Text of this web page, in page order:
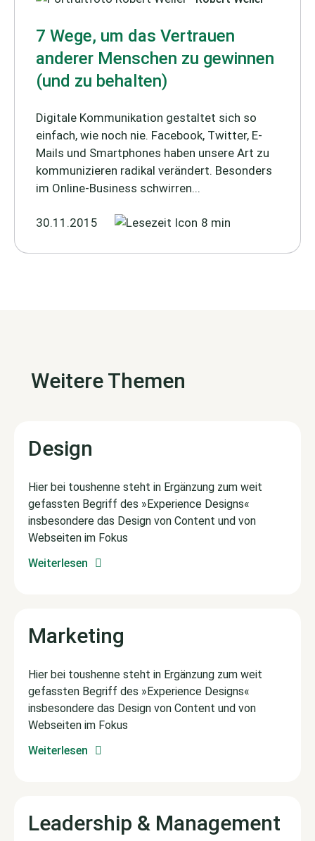
7 Wege, um das Vertrauen
anderer Menschen zu gewinnen
(und zu behalten)
Digitale Kommunikation gestaltet sich so
einfach, wie noch nie. Facebook, Twitter, E-
Mails und Smartphones haben unsere Art zu
kommunizieren radikal verändert. Besonders
im Online-Business schwirren...
30.11.2015 8 min
Weitere Themen
Design
Hier bei toushenne steht in Ergänzung zum weit
gefassten Begriff des »Experience Designs«
insbesondere das Design von Content und von
Webseiten im Fokus
Weiterlesen
Marketing
Hier bei toushenne steht in Ergänzung zum weit
gefassten Begriff des »Experience Designs«
insbesondere das Design von Content und von
Webseiten im Fokus
Weiterlesen
Leadership & Management